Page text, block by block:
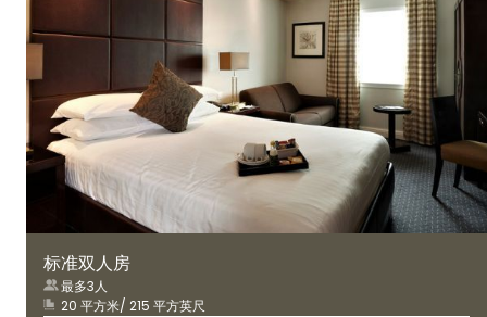
标准双人房
最多3人
20 平方米/ 215 平方英尺